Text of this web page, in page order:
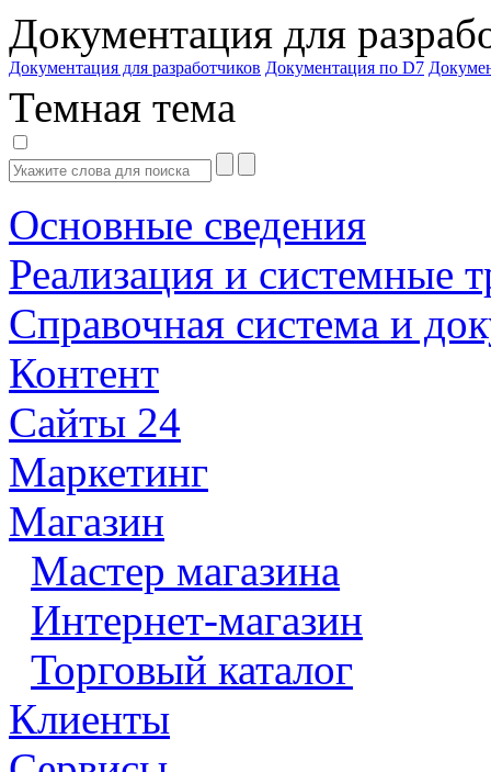
Документация для
Документация для разработчиков Документация по D7
Темная тема
Основные сведения
Реализация и системные
Справочная система и
Контент
Сайты 24
Маркетинг
Магазин
Мастер магазина
Интернет-магазин
Торговый каталог
Клиенты